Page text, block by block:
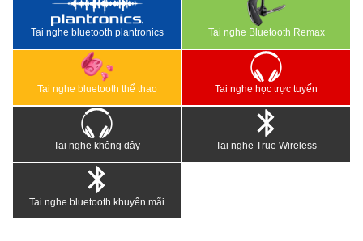
Tai nghe bluetooth plantronics Tai nghe Bluetooth Remax
Tai nghe bluetooth thể thao Tai nghe học trực tuyến
Tai nghe không dây Tai nghe True Wireless
Tai nghe bluetooth khuyến mãi